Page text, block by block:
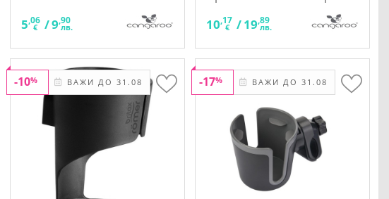
5,06
€ /9,90
лв. 10,17
€ /19,89
лв.
ВАЖИ ДО 31.08
-10% ВАЖИ ДО 31.08
-17%